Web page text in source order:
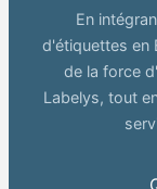
En
d'étiquettes en
de la force
Labelys, tout